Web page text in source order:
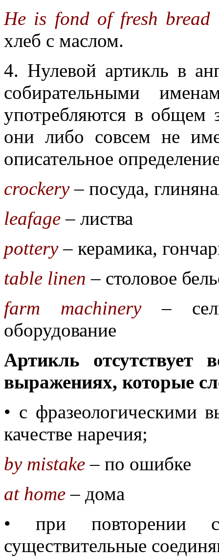
He is fond of fresh bread
хлеб с маслом.
4. Нулевой артикль в
собирательными
употребляются в общем
они либо совсем не
описательное
crockery– посуда,
leafage – листва
pottery– керамика,
table linen – столовое
farm machinery–
оборудование
Артикль отсутствует
выражениях, которые
• с фразеологическими
качестве наречия;
by mistake – по ошибке
at home – дома
• при повторении
существительные